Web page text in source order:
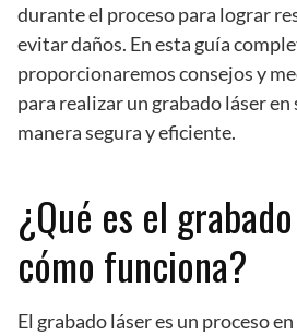
durante el proceso para lograr
evitar daños. En esta guía
proporcionaremos consejos y
para realizar un grabado láser
manera segura y eficiente.
¿Qué es el
cómo funciona?
El grabado láser es un proceso